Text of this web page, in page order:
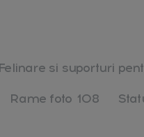
Felinare si suporturi
Rame foto 108